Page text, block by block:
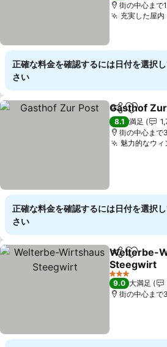
街の中心まで
充実した屋
正確な料金を確認するには日付を選択
さい
シェアお気に
Gasthof
8.1 満足
街の中心まで
魅力的なウ
正確な料金を確認するには日付を選択
さい
シェアお気に
Welterbe-
Steegwirt
3 ホテルのランク
9.0 大満足
街の中心まで